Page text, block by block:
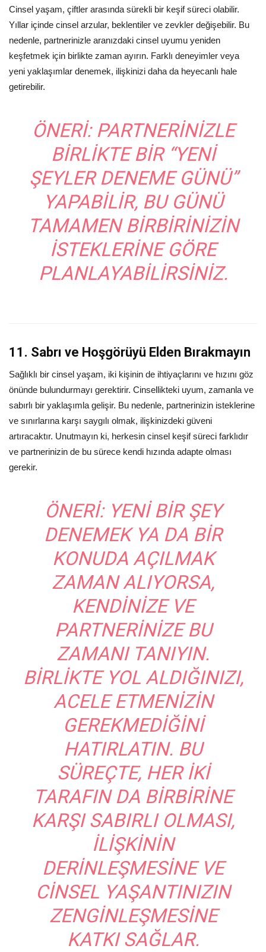
Cinsel yaşam, çiftler arasında sürekli bir keşif süreci olabilir.
Yıllar içinde cinsel arzular, beklentiler ve zevkler değişebilir. Bu
nedenle, partnerinizle aranızdaki cinsel uyumu yeniden
keşfetmek için birlikte zaman ayırın. Farklı deneyimler veya
yeni yaklaşımlar denemek, ilişkinizi daha da heyecanlı hale
getirebilir.
ÖNERI:PARTNERINIZLE
BIRLIKTE BIR “YENI
ŞEYLER DENEME GÜNÜ”
YAPABILIR, BU GÜNÜ
TAMAMEN BIRBIRINIZIN
ISTEKLERINE GÖRE
PLANLAYABILIRSINIZ.
11. Sabrı ve Hoşgörüyü Elden Bırakmayın
Sağlıklı bir cinsel yaşam, iki kişinin de ihtiyaçlarını ve hızını göz
önünde bulundurmayı gerektirir. Cinsellikteki uyum, zamanla ve
sabırlı bir yaklaşımla gelişir. Bu nedenle, partnerinizin isteklerine
ve sınırlarına karşı saygılı olmak, ilişkinizdeki güveni
artıracaktır. Unutmayın ki, herkesin cinsel keşif süreci farklıdır
ve partnerinizin de bu sürece kendi hızında adapte olması
gerekir.
ÖNERI:YENI BIR ŞEY
DENEMEK YA DA BIR
KONUDA AÇILMAK
ZAMAN ALIYORSA,
KENDINIZE VE
PARTNERINIZE BU
ZAMANI TANIYIN.
BIRLIKTE YOL ALDIĞINIZI,
ACELE ETMENIZIN
GEREKMEDIĞINI
HATIRLATIN. BU
SÜREÇTE, HER IKI
TARAFIN DA BIRBIRINE
KARŞI SABIRLI OLMASI,
ILIŞKININ
DERINLEŞMESINE VE
CINSEL YAŞANTINIZIN
ZENGINLEŞMESINE
KATKI SAĞLAR.